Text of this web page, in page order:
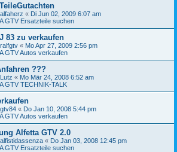
alfaherz « Di Jun 02, 2009 6:07 am
GTV Ersatzteile suchen
83 zu verkaufen
ralfgtv « Mo Apr 27, 2009 2:56 pm
GTV Autos verkaufen
???
Lutz « Mo Mär 24, 2008 6:52 am
GTV TECHNIK-TALK
gtv84 « Do Jan 10, 2008 5:44 pm
GTV Autos verkaufen
Alfetta GTV 2.0
alfistidassenza « Do Jan 03, 2008 12:45 pm
GTV Ersatzteile suchen